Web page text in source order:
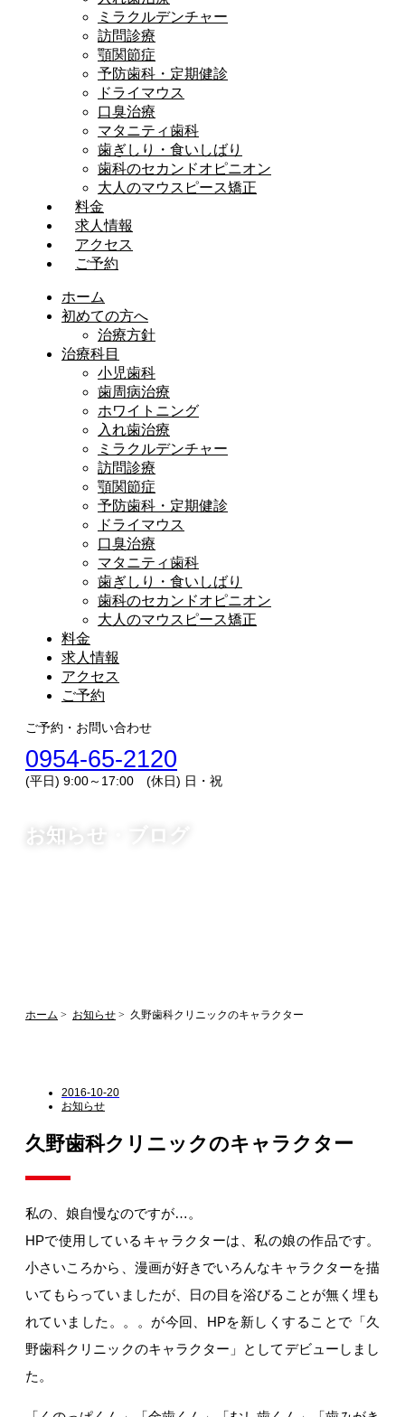
ミラクルデンチャー
訪問診療
顎関節症
予防歯科・定期健診
ドライマウス
口臭治療
マタニティ歯科
歯ぎしり・食いしばり
歯科のセカンドオピニオン
大人のマウスピース矯正
料金
求人情報
アクセス
ご予約
ホーム
初めての方へ
治療方針
治療科目
小児歯科
歯周病治療
ホワイトニング
入れ歯治療
ミラクルデンチャー
訪問診療
顎関節症
予防歯科・定期健診
ドライマウス
口臭治療
マタニティ歯科
歯ぎしり・食いしばり
歯科のセカンドオピニオン
大人のマウスピース矯正
料金
求人情報
アクセス
ご予約
ご予約・お問い合わせ
0954-65-2120
(平日) 9:00～17:00 (休日) 日・祝
お知らせ・ブログ
ホーム お知らせ 久野歯科クリニックのキャラクター
2016-10-20
お知らせ
久野歯科クリニックのキャラクター
私の、娘自慢なのですが…。
HPで使用しているキャラクターは、私の娘の作品です。
小さいころから、漫画が好きでいろんなキャラクターを描
いてもらっていましたが、日の目を浴びることが無く埋も
れていました。。。が今回、HPを新しくすることで「久
野歯科クリニックのキャラクター」としてデビューしまし
た。